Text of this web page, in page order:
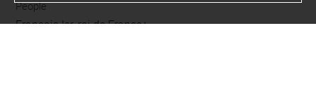
People
François Ier, roi de France+